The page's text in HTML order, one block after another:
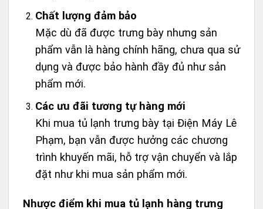
Chất lượng đảm bảo
Mặc dù đã được trưng bày nhưng sản
phẩm vẫn là hàng chính hãng, chưa qua sử
dụng và được bảo hành đầy đủ như sản
phẩm mới.
Các ưu đãi tương tự hàng mới
Khi mua tủ lạnh trưng bày tại Điện Máy Lê
Phạm, bạn vẫn được hưởng các chương
trình khuyến mãi, hỗ trợ vận chuyển và lắp
đặt như khi mua sản phẩm mới.
Nhược điểm khi mua tủ lạnh hàng trưng